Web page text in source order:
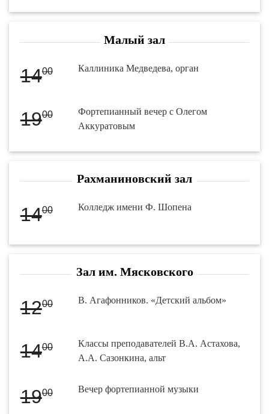
Малый зал
1400 Каллиника Медведева, орган
1900
Фортепианный вечер с Олегом
Аккуратовым
Рахманиновский зал
1400 Колледж имени Ф. Шопена
Зал им. Мясковского
1200 В. Агафонников. «Детский альбом»
1400
Классы преподавателей В.А. Астахова,
А.А. Сазонкина, альт
1900 Вечер фортепианной музыки